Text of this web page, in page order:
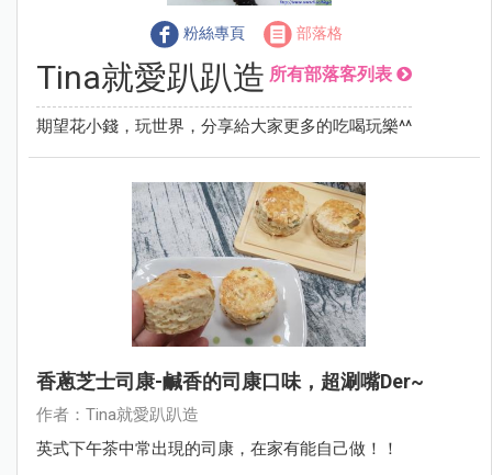
粉絲專頁 部落格
Tina就愛趴趴造 所有部落客列表
期望花小錢，玩世界，分享給大家更多的吃喝玩樂^^
香蔥芝士司康-鹹香的司康口味，超涮嘴der~
作者：Tina就愛趴趴造
英式下午茶中常出現的司康，在家有能自己做！！